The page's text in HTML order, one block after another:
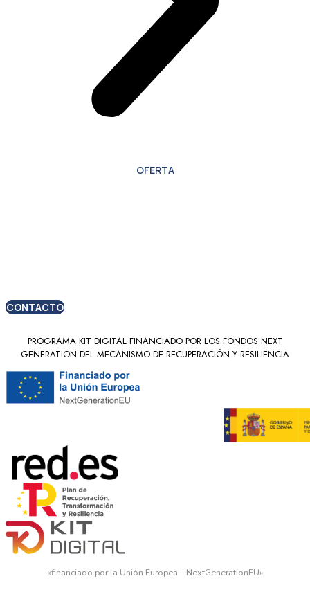
OFERTA
CONTACTO
PROGRAMA KIT DIGITAL FINANCIADO POR LOS FONDOS NEXT
GENERATION DEL MECANISMO DE RECUPERACIÓN Y RESILIENCIA
«financiado por la Unión Europea – NextGenerationEU»